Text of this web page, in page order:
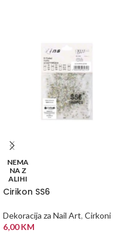
NEMA
NA Z
ALIHI
Cirikon SS6
Dekoracija za Nail Art, Cirkoni
6,00KM